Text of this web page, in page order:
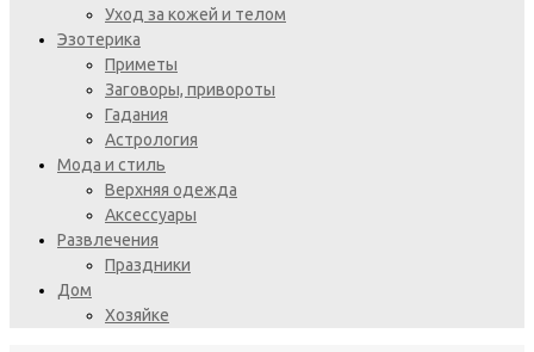
Уход за кожей и телом
Эзотерика
Приметы
Заговоры, привороты
Гадания
Астрология
Мода и стиль
Верхняя одежда
Аксессуары
Развлечения
Праздники
Дом
Хозяйке